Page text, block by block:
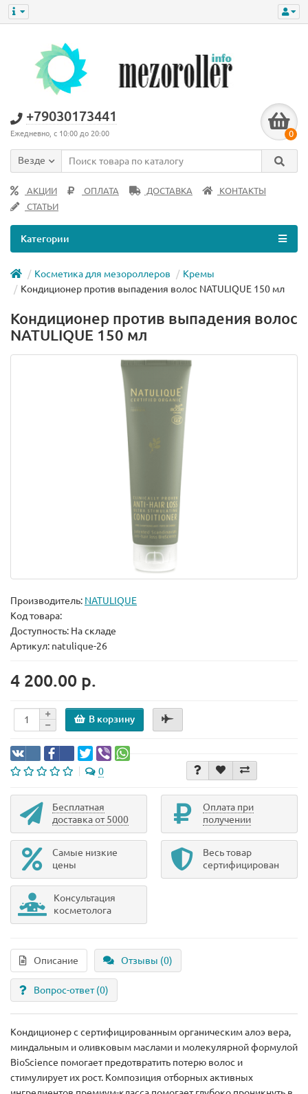
+79030173441
Ежедневно, с 10:00 до 20:00 0
Везде
АКЦИИ ОПЛАТА ДОСТАВКА
КОНТАКТЫ
СТАТЬИ
Категории
Косметика для мезороллеров
Кремы
Кондиционер против выпадения волос NATULIQUE 150 мл
Кондиционер против выпадения волос
NATULIQUE 150 мл
Производитель: NATULIQUE
Код товара:
Доступность: На складе
Артикул: natulique-26
4 200.00 р.
В корзину
0
Бесплатная
доставка от 5000
Оплата при
получении
Самые низкие
цены
Весь товар
сертифицирован
Консультация
косметолога
Описание Отзывы (0)
Вопрос-ответ(0)
Кондиционер с сертифицированным органическим алоэ вера,
миндальным и оливковым маслами и молекулярной формулой
BioScience помогает предотвратить потерю волос и
стимулирует их рост. Композиция отборных активных